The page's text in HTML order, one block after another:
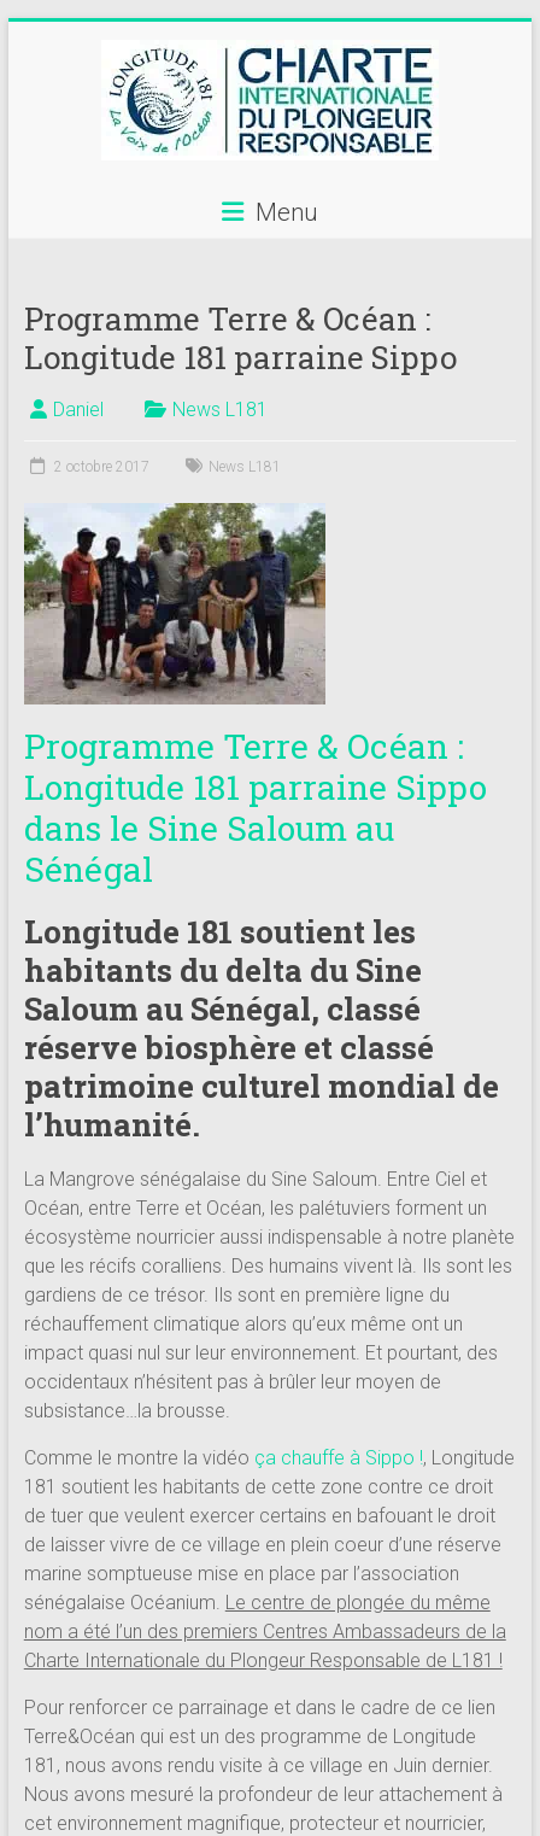
centres
de
plongée
adhérents
Longitude
181
Annuaire
centres
de
adhérents
Longitude
181
Menu
Programme Terre & Océan :
Longitude 181 parraine Sippo
Daniel News L181
2 octobre 2017 News L181
Programme Terre & Océan :
Longitude 181 parraine Sippo
dans le Sine Saloum au
Sénégal
Longitude 181 soutient les
habitants du delta du Sine
Saloum au Sénégal, classé
réserve biosphère et classé
patrimoine culturel mondial de
l’humanité.
La Mangrove sénégalaise du Sine Saloum. Entre Ciel et
Océan, entre Terre et Océan, les palétuviers forment un
écosystème nourricier aussi indispensable à notre planète
que les récifs coralliens. Des humains vivent là. Ils sont les
gardiens de ce trésor. Ils sont en première ligne du
réchauffement climatique alors qu’eux même ont un
impact quasi nul sur leur environnement. Et pourtant, des
occidentaux n’hésitent pas à brûler leur moyen de
subsistance…la brousse.
Comme le montre la vidéo ça chauffe à Sippo !, Longitude
181 soutient les habitants de cette zone contre ce droit
de tuer que veulent exercer certains en bafouant le droit
de laisser vivre de ce village en plein coeur d’une réserve
marine somptueuse mise en place par l’association
sénégalaise Océanium. Le centre de plongée du même
nom a été l’un des premiers Centres Ambassadeurs de la
Charte Internationale du Plongeur Responsable de L181 !
Pour renforcer ce parrainage et dans le cadre de ce lien
Terre&Océan qui est un des programme de Longitude
181, nous avons rendu visite à ce village en Juin dernier.
Nous avons mesuré la profondeur de leur attachement à
cet environnement magnifique, protecteur et nourricier,